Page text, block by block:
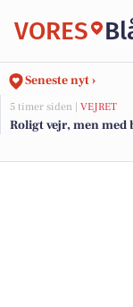
VORES
Seneste nyt ›
5 timer siden | VEJRET
Roligt vejr, men med